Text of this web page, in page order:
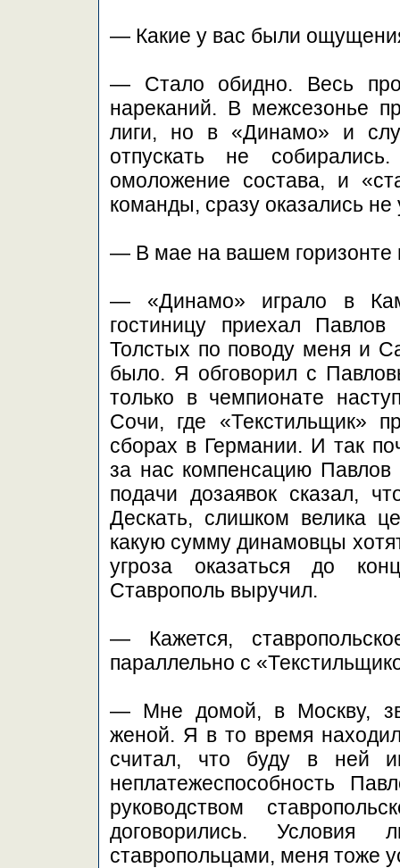
— Какие у вас были
— Стало обидно. Весь
нареканий. В межсезонье
лиги, но в «Динамо» и
отпускать не
омоложение состава, и
команды, сразу оказались не
— В мае на вашем горизонте
— «Динамо» играло в
гостиницу приехал
Толстых по поводу меня и
было. Я обговорил с
только в чемпионате
Сочи, где «Текстильщик»
сборах в Германии. И так
за нас компенсацию
подачи дозаявок сказал,
Дескать, слишком велика
какую сумму динамовцы
угроза оказаться до
Ставрополь выручил.
— Кажется,
параллельно с
— Мне домой, в Москву,
женой. Я в то время
считал, что буду в ней
неплатежеспособность
руководством
договорились. Условия
ставропольцами, меня тоже